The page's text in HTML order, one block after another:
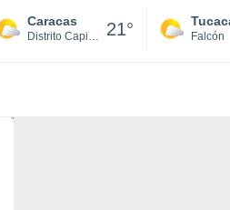
Caracas
Distrito Capital 21° Falcón